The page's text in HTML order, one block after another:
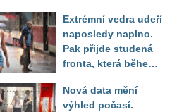
Extrémní vedra udeří
naposledy naplno.
Pak přijde studená
fronta, která během
počasí
Nová data mění
výhled počasí.